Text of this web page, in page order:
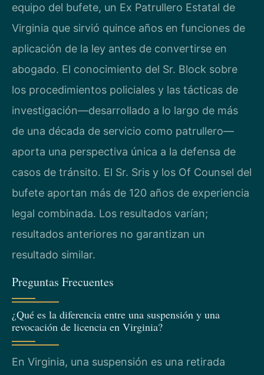
equipo del bufete, un Ex Patrullero Estatal de
Virginia que sirvió quince años en funciones de
aplicación de la ley antes de convertirse en
abogado. El conocimiento del Sr. Block sobre
los procedimientos policiales y las tácticas de
investigación—desarrollado a lo largo de más
de una década de servicio como patrullero—
aporta una perspectiva única a la defensa de
casos de tránsito. El Sr. Sris y los Of Counsel del
bufete aportan más de 120 años de experiencia
legal combinada. Los resultados varían;
resultados anteriores no garantizan un
resultado similar.
Preguntas Frecuentes
¿Qué es la diferencia entre una suspensión y una
revocación de licencia en Virginia?
En Virginia, una suspensión es una retirada